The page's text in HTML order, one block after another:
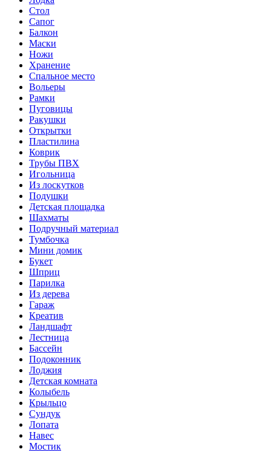
Стол
Сапог
Балкон
Маски
Ножи
Хранение
Спальное место
Вольеры
Рамки
Пуговицы
Ракушки
Открытки
Пластилина
Коврик
Трубы ПВХ
Игольница
Из лоскутков
Подушки
Детская площадка
Шахматы
Подручный материал
Тумбочка
Мини домик
Букет
Шприц
Парилка
Из дерева
Гараж
Креатив
Ландшафт
Лестница
Бассейн
Подоконник
Лоджия
Детская комната
Колыбель
Крыльцо
Сундук
Лопата
Навес
Мостик